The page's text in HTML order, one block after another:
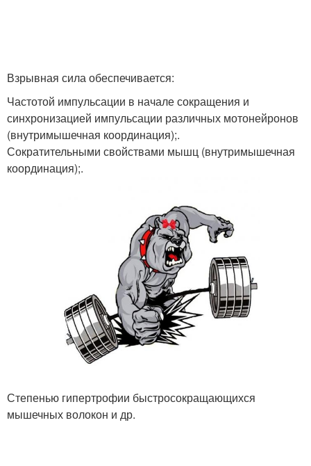
Взрывная сила обеспечивается:
Частотой импульсации в начале сокращения и
синхронизацией импульсации различных мотонейронов
(внутримышечная координация);.
Сократительными свойствами мышц (внутримышечная
координация);.
Степенью гипертрофии быстросокращающихся
мышечных волокон и др.